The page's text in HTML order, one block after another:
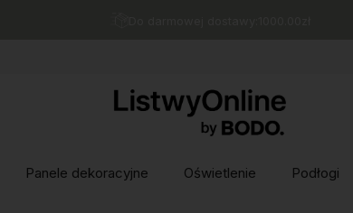
Panele dekoracyjne Oświetlenie Podłogi